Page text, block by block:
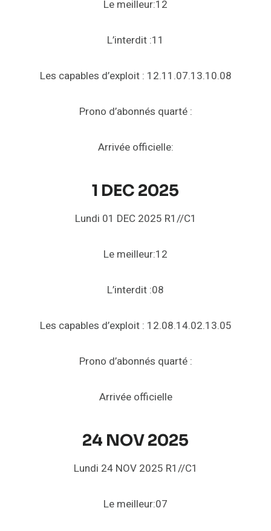
Le meilleur:12
L’interdit :11
Les capables d’exploit : 12.11.07.13.10.08
Prono d’abonnés quarté :
Arrivée officielle:
1 DEC 2025
Lundi 01 DEC 2025 R1//C1
Le meilleur:12
L’interdit :08
Les capables d’exploit : 12.08.14.02.13.05
Prono d’abonnés quarté :
Arrivée officielle
24 NOV 2025
Lundi 24 NOV 2025 R1//C1
Le meilleur:07